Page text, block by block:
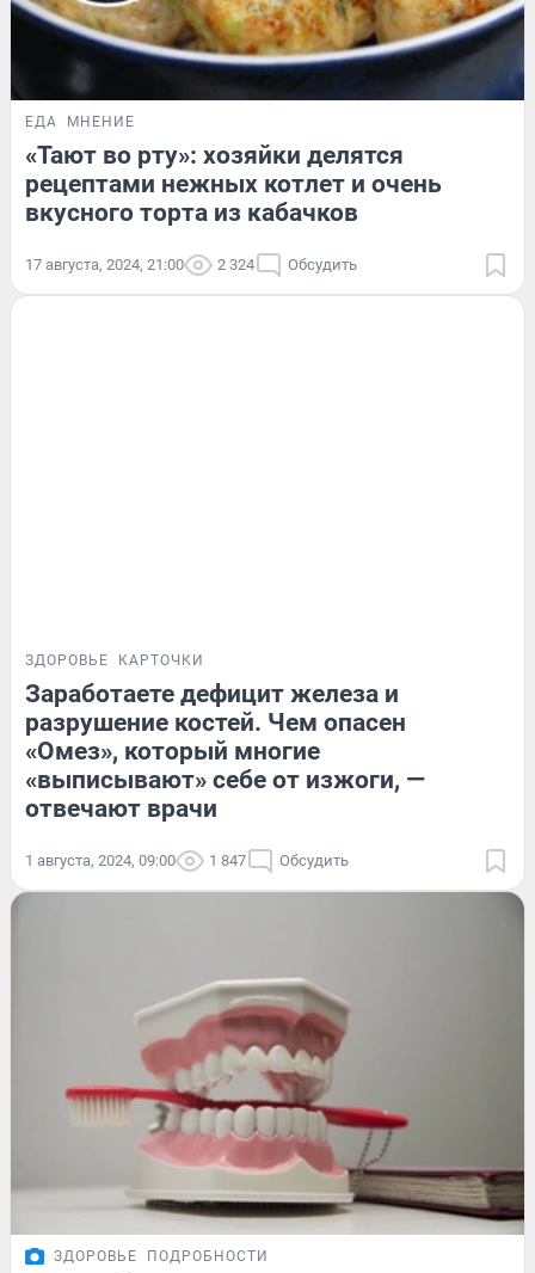
ЕДА МНЕНИЕ
«Тают во рту»: хозяйки делятся
рецептами нежных котлет и очень
вкусного торта из кабачков
17 августа, 2024, 21:00 2 324 Обсудить
ЗДОРОВЬЕ КАРТОЧКИ
Заработаете дефицит железа и
разрушение костей. Чем опасен
«Омез», который многие
«выписывают» себе от изжоги, —
отвечают врачи
1 августа, 2024, 09:00 1 847 Обсудить
ЗДОРОВЬЕ ПОДРОБНОСТИ